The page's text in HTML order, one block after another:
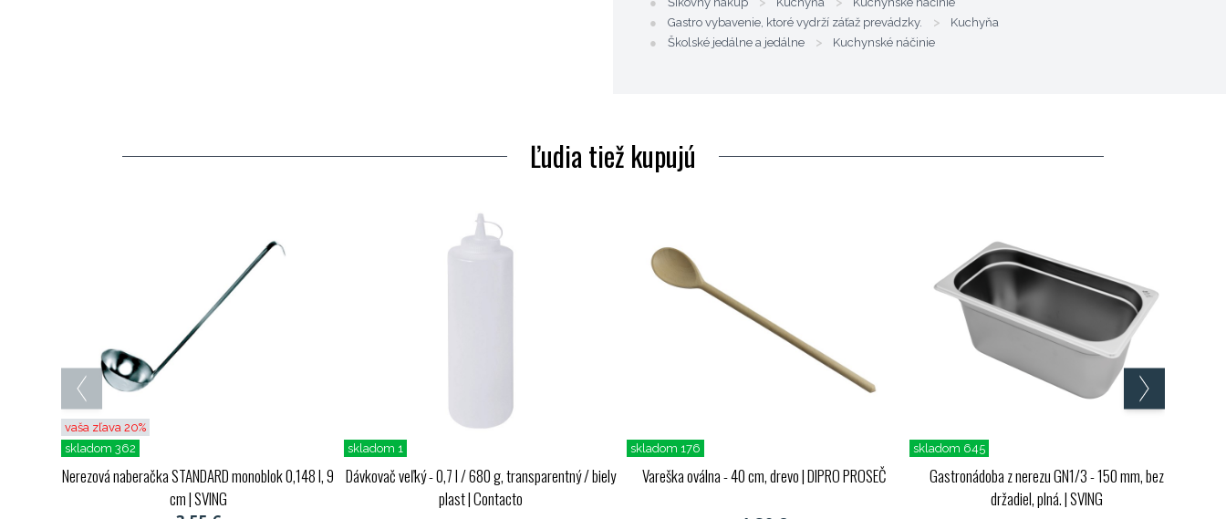
●
Gastro vybavenie, ktoré vydrží záťaž prevádzky. >
Kuchyňa
●
Školské jedálne a jedálne > Kuchynské náčinie
Ľudia tiež kupujú
vaša zľava 20%
skladom 362
Nerezová naberačka STANDARD monoblok 0,148 l, 9
cm| SVING
skladom 1
Dávkovač veľký - 0,7 l / 680 g, transparentný / biely
plast| Contacto
skladom 176
Vareška oválna - 40 cm, drevo| DIPRO PROSEČ
skladom 645
Gastronádoba z nerezu GN1/3 - 150 mm, bez
držadiel, plná.| SVING